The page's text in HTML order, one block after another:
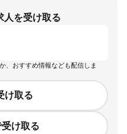
人を受け取る
、おすすめ情報なども配信しま
け取る
受け取る